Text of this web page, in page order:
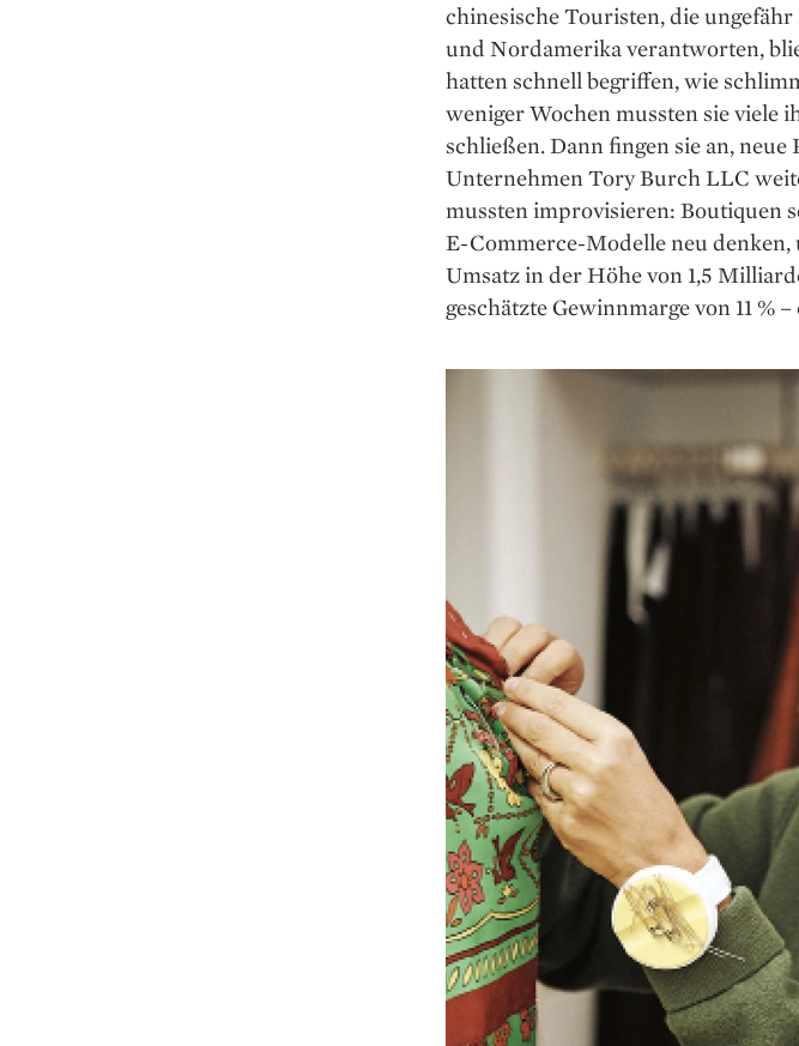
chinesische Touristen, die
und Nordamerika verantworten,
hatten schnell begriffen, wie
weniger Wochen mussten sie viele
schließen. Dann fingen sie an, neue
Unternehmen Tory Burch LLC
mussten improvisieren: Boutiquen
E-Commerce-Modelle neu denken,
Umsatz in der Höhe von 1,5
geschätzte Gewinnmarge von 11 %